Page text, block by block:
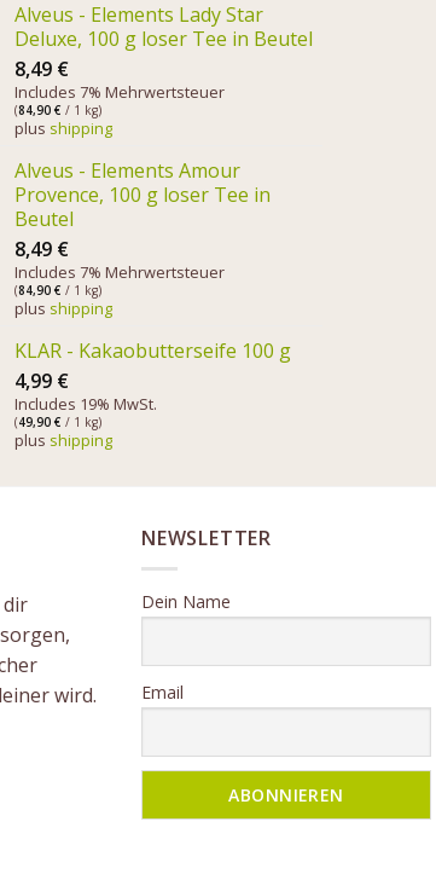
Alveus - Elements Lady Star
Deluxe, 100 g loser Tee in Beutel
8,49 €
Includes 7% Mehrwertsteuer
(84,90 € / 1 kg)
plus shipping
Alveus - Elements Amour
Provence, 100 g loser Tee in
Beutel
8,49 €
Includes 7% Mehrwertsteuer
(84,90 € / 1 kg)
plus shipping
KLAR - Kakaobutterseife 100 g
4,99 €
Includes 19% MwSt.
(49,90 € / 1 kg)
plus shipping
dir
wird.
NEWSLETTER
Dein Name
Email